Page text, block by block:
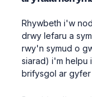
Rhywbeth i'w
drwy lefaru a
rwy'n symud o
siarad) i'm helpu
brifysgol ar